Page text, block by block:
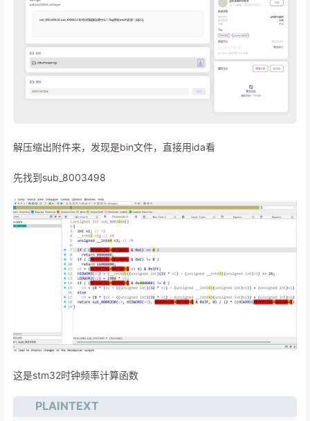
解压缩出附件来，发现是bin文件，直接用ida看
先找到sub_8003498
这是stm32时钟频率计算函数
PLAINTEXT